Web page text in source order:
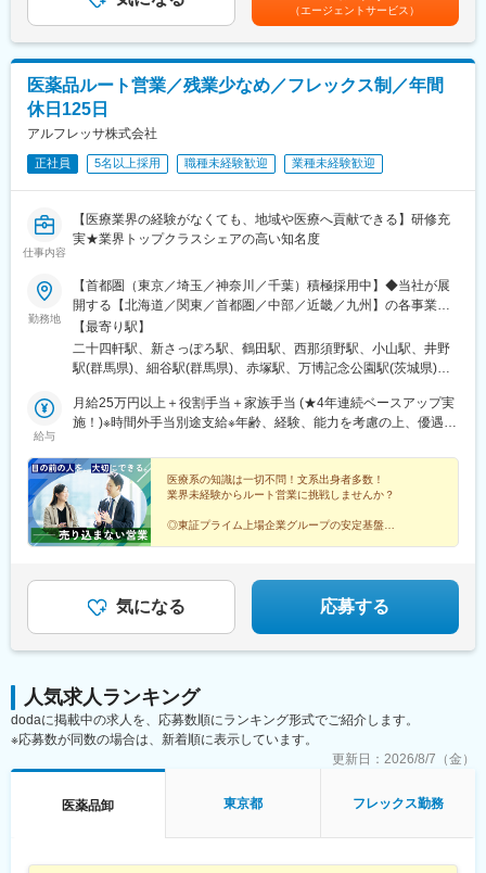
◆当社について
イワキ株式会社は、アステナグループにおいてHBC・食品事業を
展開する会社です。
アステナグループは、ファインケミカル事業（医薬品原料の販売
及び製造、CMC研究開発）、医薬事業（医薬品の製造及び販
売）、HBC・食品事業（機能性食品、輸入化粧品、食品原料、機
能性食品原料、化粧品原料、医療機器の販売及びOEM受託製造
等）、化学品事業（表面処理薬品の製造及び販売等）、ソーシャ
ルインパクト事業（地域共生型事業、ヘルスケアブランドの販売
変更の範囲：会社の定める業務
（エージェントサービス）
医薬品ルート営業／残業少なめ／フレックス制／年間
休日125日
アルフレッサ株式会社
正社員 5名以上採用 職種未経験歓迎 業種未経験歓迎
仕事内容
【医療業界の経験がなくても、地域や医療へ貢献できる】研修充
実★業界トップクラスシェアの高い知名度
勤務地
【首都圏（東京／埼玉／神奈川／千葉）積極採用中】◆当社が展
開する【北海道／関東／首都圏／中部／近畿／九州】の各事業所
へご希望を考慮した上で配属となります。【北海道】北海道【関
東】栃木／群馬／茨城／長野／山梨／新潟【首都圏】東京／埼玉
／神奈川／千葉★積極採用エリア【中部】静岡／愛知／三重／岐
／長崎／熊本／大分／宮崎／鹿児島各事業所の詳細については、
弊社HPよりご確認ください※「企業情報」→「拠点」よりご確認
の就労はありません)
【最寄り駅】
二十四軒駅、新さっぽろ駅、鶴田駅、西那須野駅、小山駅、井野
駅(群馬県)、細谷駅(群馬県)、赤塚駅、万博記念公園駅(茨城県)、
駅、寺尾駅、宮内駅(新潟県)、直江津駅、小川町駅(東京都)、江戸
川橋駅、竹ノ塚駅、小村井駅、井荻駅、志村三丁目駅、学芸大学
台駅(東京都)、北戸田駅、南越谷駅、久喜駅、加茂宮駅、新座駅、
航空公園駅、南古谷駅、ソシオ流通センター駅、三ツ沢上町駅、
並木中央駅、踊場駅、江田駅(神奈川県)、元住吉駅、原当麻駅、社
家駅、藤沢本町駅、井細田駅、県立大学駅、平塚駅、千葉寺駅、
佐倉駅、旭駅(千葉県)、木更津駅、館山駅、茂原駅、東船橋駅、小
駅、掛川市役所前駅、焼津駅、黒川駅(愛知県)、小本駅(愛知県)、
奥町駅、赤池駅(愛知県)、西岡崎駅、牛久保駅、住吉町駅、竹下
門真市駅、交野市駅、鳳駅、青木駅、総合運動公園駅、武庫之荘
駅、岡場駅、石生駅、西新町駅、加古川駅、英賀保駅、江原駅、
帯解駅、耳成駅、日前宮駅、紀伊新庄駅、新宮駅、尾鷲駅、高茶
屋駅、中川原駅、四十九駅、手力駅、東大垣駅、小泉駅、高山
駅、幸浦駅、緑町駅、堀ノ内駅、蘇我駅、清水駅(愛知県)、烏森
駅、新御茶ノ水駅、江古田駅、名城公園駅、近鉄八田駅、神田駅
給与
月給25万円以上＋役割手当＋家族手当 (★4年連続ベースアップ実
施！)※時間外手当別途支給※年齢、経験、能力を考慮の上、優遇し
医療系の知識は一切不問！文系出身者多数！
業界未経験からルート営業に挑戦しませんか？
◎東証プライム上場企業グループの安定基盤
気になる 応募する
人気求人ランキング
dodaに掲載中の求人を、応募数順にランキング形式でご紹介します。
※応募数が同数の場合は、新着順に表示しています。
更新日： 2026/8/7（金）
医薬品卸 東京都 フレックス勤務